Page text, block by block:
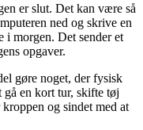
er slut. Det kan være så
ned og skrive en
i morgen. Det sender et
opgaver.
gøre noget, der fysisk
en kort tur, skifte tøj
og sindet med at